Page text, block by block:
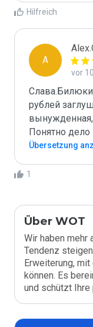
Hilfreich
A
vor
рублей
вынужденная,
Понятно
Übersetzung
1
Über WOT
Wir haben
Tendenz
Erweiterung,
können. Es
und schützt Ihre